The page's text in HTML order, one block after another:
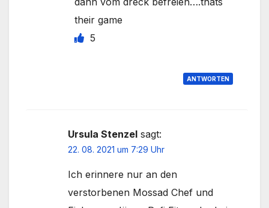
their game
5
ANTWORTEN
Ursula Stenzel sagt:
22. 08. 2021 um 7:29 Uhr
Ich erinnere nur an den
verstorbenen Mossad Chef und